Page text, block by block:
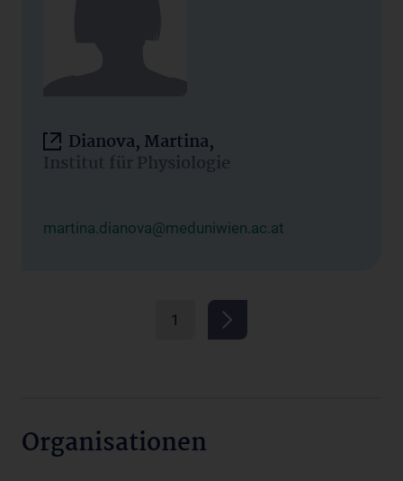
Dianova, Martina,
Institut für Physiologie
martina.dianova@meduniwien.ac.at
1
Organisationen